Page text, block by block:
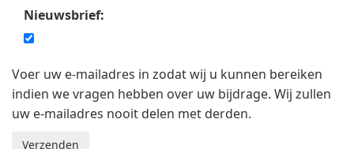
Nieuwsbrief:
Voer uw e-mailadres in zodat wij u kunnen bereiken
indien we vragen hebben over uw bijdrage. Wij zullen
uw e-mailadres nooit delen met derden.